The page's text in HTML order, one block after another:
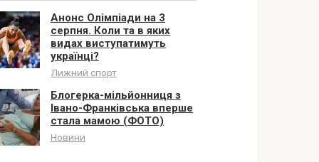
Анонс Олімпіади на 3
серпня. Коли та в яких
видах виступатимуть
українці?
Лижний спорт
Блогерка-мільйонниця з
Івано-Франківська вперше
стала мамою (ФОТО)
Новини